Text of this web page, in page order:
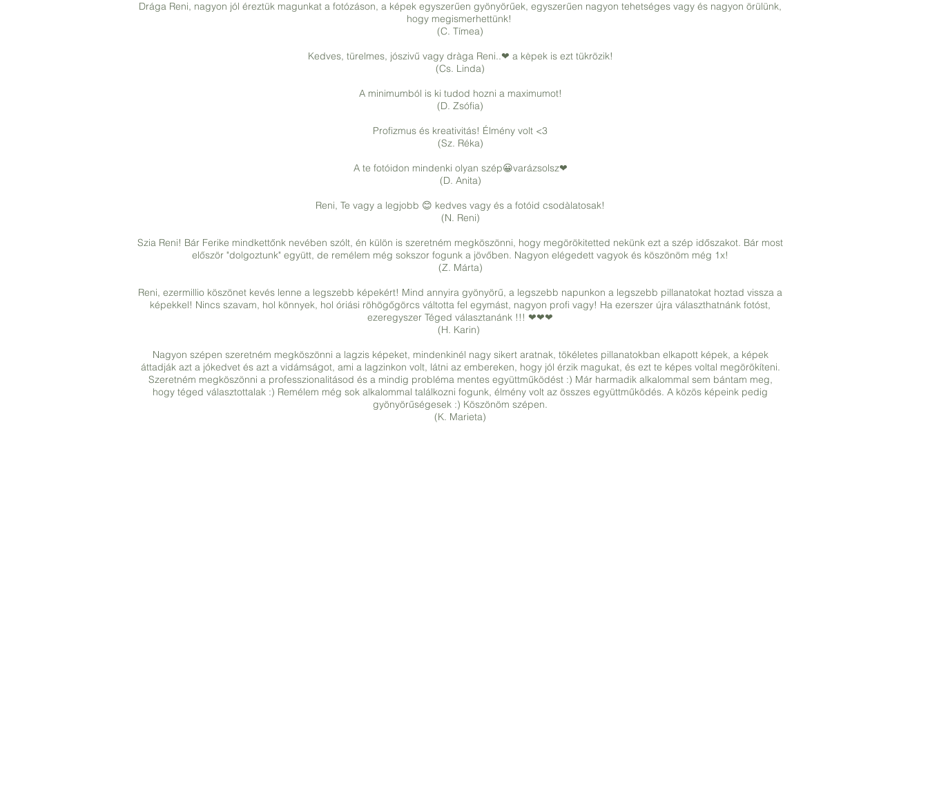
Drága Reni, nagyon jól éreztük magunkat a fotózáson, a képek egyszerűen gyönyörűek, egyszerűen nagyon tehetséges vagy és nagyon örülünk,
hogy megismerhettünk!
(C. Tímea)
Kedves, türelmes, jószivű vagy dràga Reni..❤ a kėpek is ezt tükrözik!
(Cs. Linda)
A minimumból is ki tudod hozni a maximumot!
(D. Zsófia)
Profizmus és kreativitás! Élmény volt <3
(Sz. Réka)
A te fotóidon mindenki olyan szép😀varázsolsz❤
(D. Anita)
Reni, Te vagy a legjobb 😊 kedves vagy és a fotóid csodàlatosak!
(N. Reni)
Szia Reni! Bár Ferike mindkettőnk nevében szólt, én külön is szeretném megköszönni, hogy megörökitetted nekünk ezt a szép időszakot. Bár most
először "dolgoztunk" együtt, de remélem még sokszor fogunk a jövőben. Nagyon elégedett vagyok és köszönöm még 1x!
(Z. Márta)
Reni, ezermillio köszönet kevés lenne a legszebb képekért! Mind annyira gyönyörű, a legszebb napunkon a legszebb pillanatokat hoztad vissza a
képekkel! Nincs szavam, hol könnyek, hol óriási röhögőgörcs váltotta fel egymást, nagyon profi vagy! Ha ezerszer újra választhatnánk fotóst,
ezeregyszer Téged választanánk !!! ❤❤❤
(H. Karin)
Nagyon szépen szeretném megköszönni a lagzis képeket, mindenkinél nagy sikert aratnak, tökéletes pillanatokban elkapott képek, a képek
áttadják azt a jókedvet és azt a vidámságot, ami a lagzinkon volt, látni az embereken, hogy jól érzik magukat, és ezt te képes voltal megörökíteni.
Szeretném megköszönni a professzionalitásod és a mindig probléma mentes együttműködést :) Már harmadik alkalommal sem bántam meg,
hogy téged választottalak :) Remélem még sok alkalommal találkozni fogunk, élmény volt az összes együttműködés. A közös képeink pedig
gyönyörűségesek :) Köszönöm szépen.
(K. Marieta)